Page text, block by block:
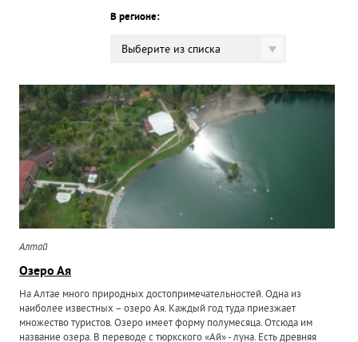
В регионе:
Выберите из списка
Алтай
Озеро Ая
На Алтае много природных достопримечательностей. Одна из
наиболее известных – озеро Ая. Каждый год туда приезжает
множество туристов. Озеро имеет форму полумесяца. Отсюда им
название озера. В переводе с тюркского «Ай» - луна. Есть древняя